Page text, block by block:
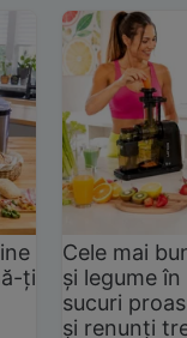
ți
Cele mai
și legume
sucuri
și renunți